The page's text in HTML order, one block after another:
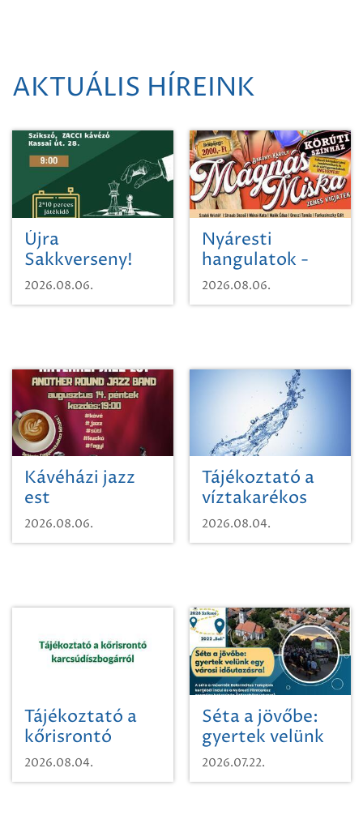
AKTUÁLIS HÍREINK
Újra
Sakkverseny!
2026.08.06.
Nyáresti
hangulatok -
Mágnás Miska
2026.08.06.
Kávéházi jazz
est
2026.08.06.
Tájékoztató a
víztakarékos
vízhasználatról
2026.08.04.
Tájékoztató a
kőrisrontó
karcsúdíszbogárról
2026.08.04.
Séta a jövőbe:
gyertek velünk
egy városi
időutazásra!
2026.07.22.